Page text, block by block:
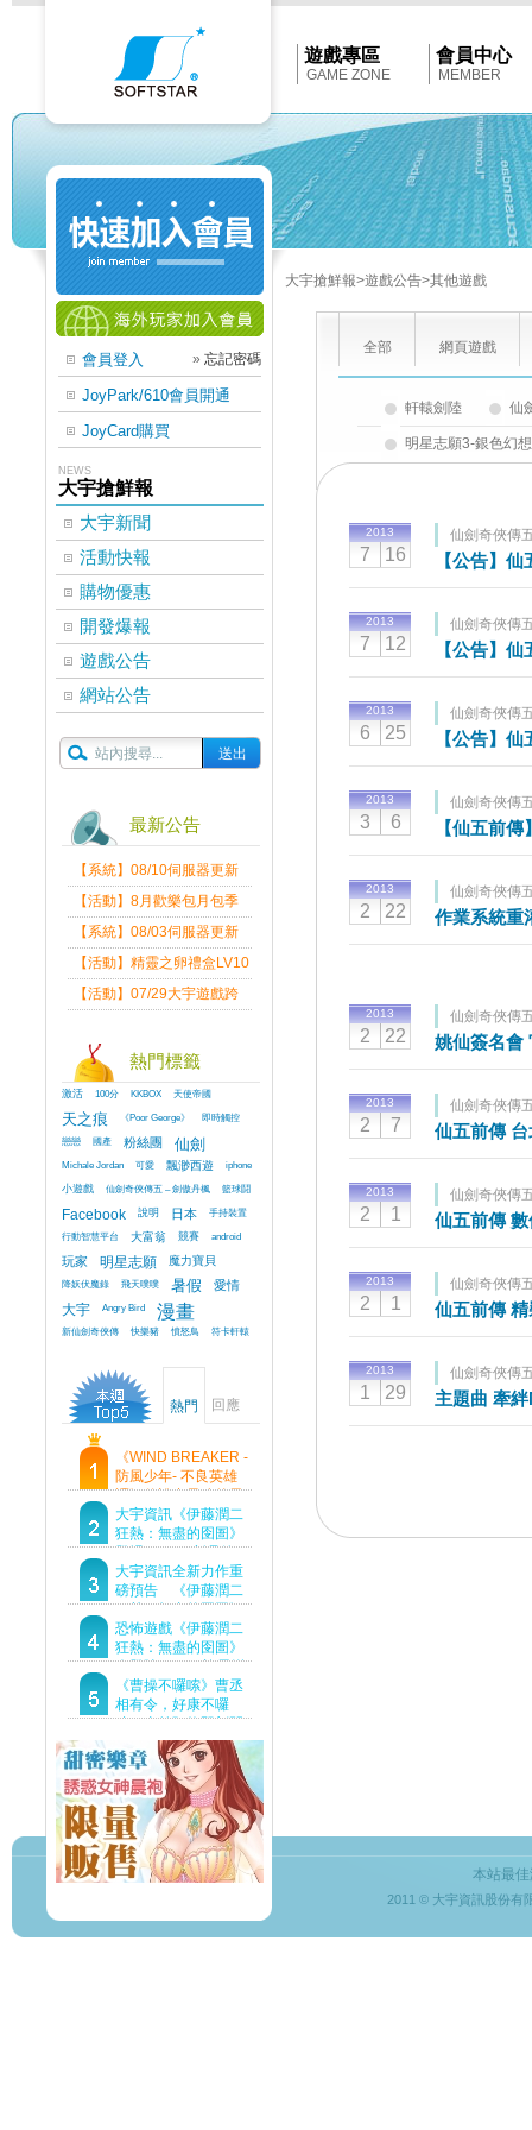
Softstar
遊戲專區
GAME ZONE
會員中心
MEMBER
會員登入 » 忘記密碼
JoyPark/610會員開通
JoyCard購買
NEWS
大宇搶鮮報
大宇新聞
活動快報
購物優惠
開發爆報
遊戲公告
網站公告
最新公告
【系統】08/10伺服器更新
維護公告
【活動】8月歡樂包月包季
送
【系統】08/03伺服器更新
維護公告
【活動】精靈之卵禮盒LV10
限量發送中
【活動】07/29大宇遊戲跨
熱門標籤
激活 100分 KKBOX 天使帝國
天之痕 《Poor George》
即時觸控
戀戀
國產 粉絲團 仙劍
Michale Jordan 可愛 飄渺西遊
iphone
小遊戲
仙劍奇俠傳五 – 劍傲丹楓 籃球鬪
Facebook 說明 日本
手持裝置
行動智慧平台
大富翁 競賽 android
玩家 明星志願 魔力寶貝
降妖伏魔錄 飛天噗噗 暑假 愛情
大宇 Angry Bird 漫畫
新仙劍奇俠傳 快樂豬 憤怒鳥 符卡軒轅
熱門 回應
《WIND BREAKER -
防風少年- 不良英雄
譚》傳說中最強的男
人現身！即將顛覆風
鈴高中！
大宇資訊《伊藤潤二
狂熱：無盡的囹圄》
登場 Steam 新品節
首支預告片及遊戲
Demo重磅釋出
大宇資訊全新力作重
磅預告 《伊藤潤二
狂熱：無盡的囹圄》
驚悚亮相 ！伊藤潤二
恐怖世界首度進軍
Steam
恐怖遊戲《伊藤潤二
狂熱：無盡的囹圄》
今登陸Steam 詭異洋
樓開啟 同步釋出最新
預告片
《曹操不囉嗦》曹丞
相有令，好康不囉
嗦！事前預約即刻開
大宇搶鮮報>遊戲公告>其他遊戲
全部 網頁遊戲
軒轅劍陸 仙
明星志願3-銀色幻
2013
7 16
仙劍奇俠傳
【公告】
2013
7 12
仙劍奇俠傳
【公告】
2013
6 25
仙劍奇俠傳
【公告】
2013
3 6
仙劍奇俠傳
【仙五前
2013
2 22
仙劍奇俠傳
作業系統重
2013
2 22
仙劍奇俠傳
姚仙簽名會
2013
2 7
仙劍奇俠傳
仙五前傳
2013
2 1
仙劍奇俠傳
仙五前傳
2013
2 1
仙劍奇俠傳
仙五前傳
2013
1 29
仙劍奇俠傳
主題曲 牽
本站最
2011 © 大宇資訊股份有